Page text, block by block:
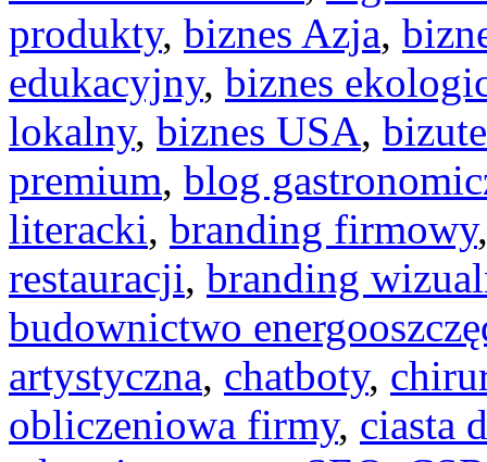
produkty, biznes Azja,
edukacyjny, biznes
lokalny, biznes USA,
premium, blog
literacki, branding firmowy
restauracji, branding
budownictwo
artystyczna, chatboty,
obliczeniowa firmy, ciasta